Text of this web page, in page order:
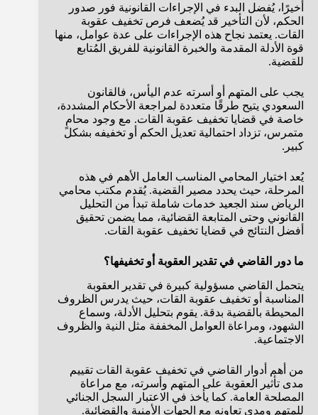
أخيرًا، يُفضل البدء في الإجراءات القانونية فور صدور
الحكم، لأن التأخير قد يُضعف فرص تخفيف عقوبة
القات. يعتمد نجاح هذه الإجراءات على عدة عوامل، منها
قوة الأدلة المقدمة والخبرة القانونية للفريق المُتابع
للقضية.
يجب على المتهم أو أسرته عدم اليأس، فالقانون
السعودي يتيح طرقًا متعددة لمراجعة الأحكام المشددة،
خاصة في قضايا تخفيف عقوبة القات. مع وجود محامٍ
متمرس، تزداد احتمالية تعديل الحكم أو تخفيفه بشكل
كبير.
يُعد اختيار المحامي المناسب العامل الأهم في هذه
المرحلة، حيث يحدد مصير القضية. يُقدم مكتب محامي
الرياض سند الجعيد خدمات شاملة تبدأ من التحليل
القانوني وحتى المتابعة القضائية، مما يضمن تحقيق
أفضل النتائج في قضايا تخفيف عقوبة القات.
ما دور القاضي في تقدير العقوبة أو تخفيفها؟
يتحمل القاضي مسؤولية كبيرة في تقدير العقوبة
المناسبة أو تخفيف عقوبة القات، حيث يدرس الظروف
المحيطة بالقضية بدقة. يقوم بتحليل الأدلة، وسماع
الشهود، ومراعاة العوامل المخففة مثل النية والظروف
الاجتماعية.
من أهم أدوار القاضي في تخفيف عقوبة القات تقييم
مدى تأثير العقوبة على المتهم وأسرته، مع مراعاة
المصلحة العامة. كما يأخذ في الاعتبار السجل الجنائي
للمتهم ومدى تعاونه مع الجهات الأمنية والقضائية.